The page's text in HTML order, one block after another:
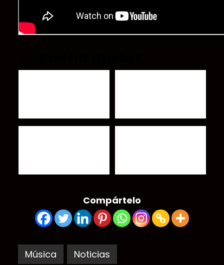
Compártelo
Música
Noticias